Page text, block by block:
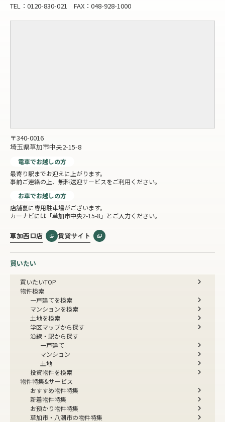
TEL：0120-830-021 FAX：048-928-1000
〒340-0016
埼玉県草加市中央2-15-8
電車でお越しの方
最寄り駅までお迎えに上がります。
事前ご連絡の上、無料送迎サービスをご利用ください。
お車でお越しの方
店舗裏に専用駐車場がございます。
カーナビには「草加市中央2-15-8」とご入力ください。
草加西口店 賃貸サイト
買いたい
買いたいTOP
物件検索
一戸建てを検索
マンションを検索
土地を検索
学区マップから探す
沿線・駅から探す
一戸建て
マンション
土地
投資物件を検索
物件特集&サービス
おすすめ物件特集
新着物件特集
お預かり物件特集
草加市・八潮市の物件特集